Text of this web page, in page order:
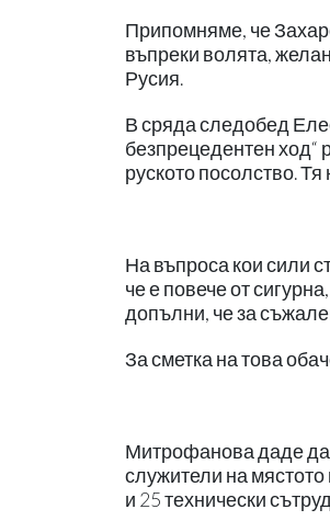
Припомняме, че
въпреки волята,
Русия.
В сряда следобед
безпрецедентен ход“
руското посолство.
На въпроса кои сили
че е повече от
допълни, че за
За сметка на това
Митрофанова даде да
служители на
и 25 технически